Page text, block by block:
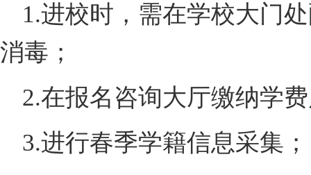
1.进校时，需在学校大门
消毒；
2.在报名咨询大厅缴纳学
3.进行春季学籍信息采集；